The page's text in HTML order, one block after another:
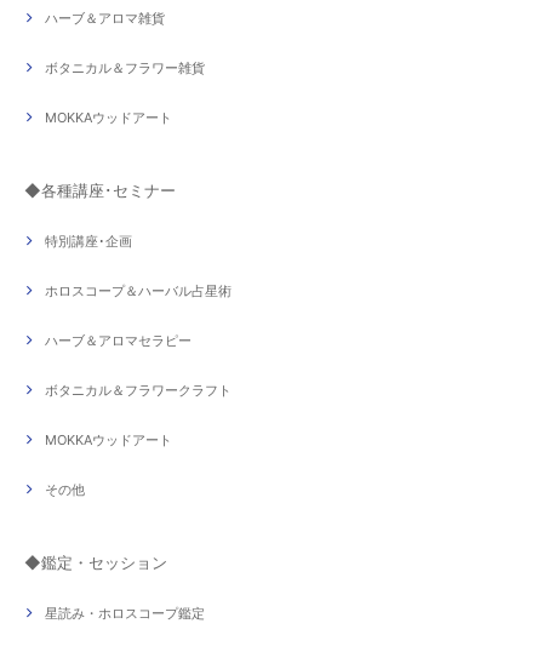
ハーブ＆アロマ雑貨
ボタニカル＆フラワー雑貨
MOKKAウッドアート
◆各種講座･セミナー
特別講座･企画
ホロスコープ＆ハーバル占星術
ハーブ＆アロマセラピー
ボタニカル＆フラワークラフト
MOKKAウッドアート
その他
◆鑑定・セッション
星読み・ホロスコープ鑑定